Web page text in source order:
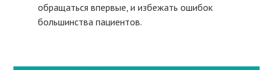
обращаться впервые, и избежать ошибок
большинства пациентов.